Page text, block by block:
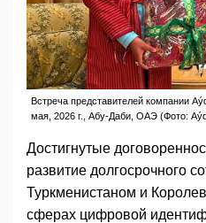
Встреча представителей компании
мая, 2026 г., Абу-Даби, ОАЭ (Фото:
Достигнутые
развитие долгосрочного
Туркменистаном и
сферах цифровой